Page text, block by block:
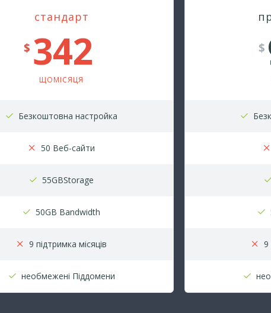
стандарт
$ 342
ЩОМІСЯЦЯ
Безкоштовна настройка
50 Веб-сайти
55GBStorage
50GB Bandwidth
9 підтримка місяців
необмежені Піддомени
$
9